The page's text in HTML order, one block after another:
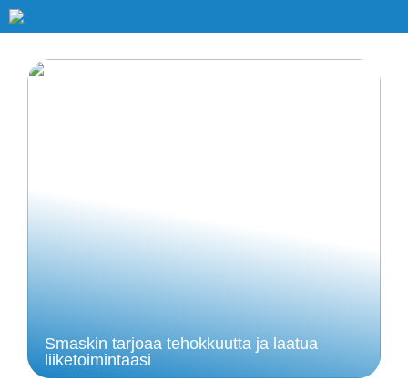
Smaskin tarjoaa tehokkuutta ja laatua
liiketoimintaasi